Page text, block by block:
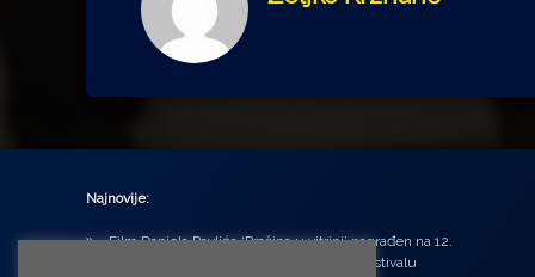
Najnovije:
Film Daniela Pavlića ‘Prašina u vitrini’ nagrađen na 12.
Green Montenegro International Film Festivalu